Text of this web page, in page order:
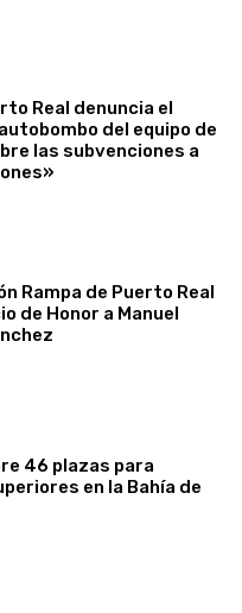
Real denuncia el
del equipo de
las subvenciones a
Rampa de Puerto Real
de Honor a Manuel
46 plazas para
en la Bahía de